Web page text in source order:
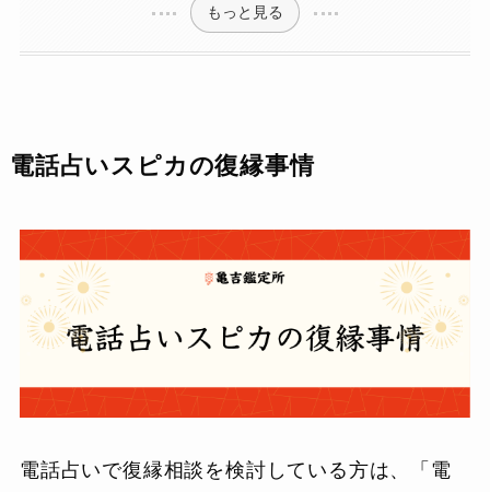
もっと見る
電話占いスピカの復縁事情
電話占いで復縁相談を検討している方は、「電